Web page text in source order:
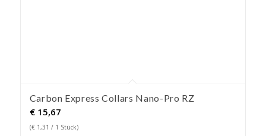
Carbon Express Collars Nano-Pro RZ
€15,67
(€1,31 / 1 Stück)